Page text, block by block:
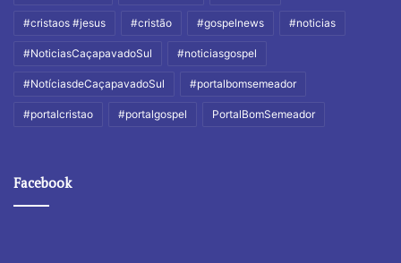
#cristaos #jesus #cristão #gospelnews #noticias
#NoticiasCaçapavadoSul #noticiasgospel
#NotíciasdeCaçapavadoSul #portalbomsemeador
#portalcristao #portalgospel PortalBomSemeador
Facebook